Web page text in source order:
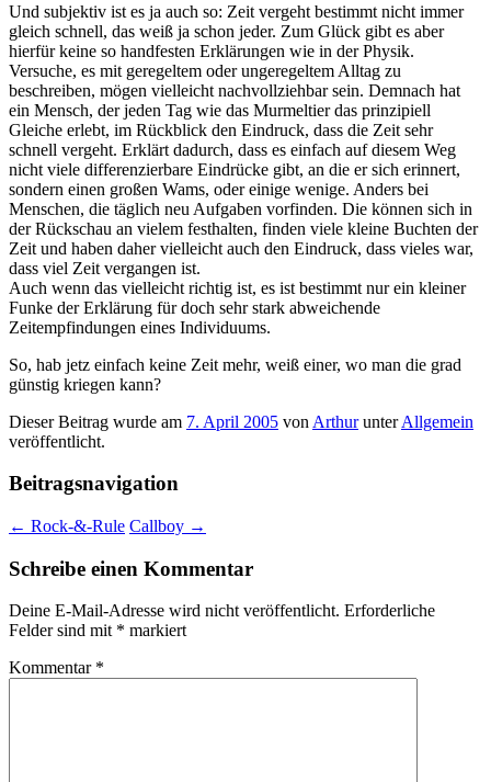
Und subjektiv ist es ja auch so: Zeit vergeht bestimmt nicht immer
gleich schnell, das weiß ja schon jeder. Zum Glück gibt es aber
hierfür keine so handfesten Erklärungen wie in der Physik.
Versuche, es mit geregeltem oder ungeregeltem Alltag zu
beschreiben, mögen vielleicht nachvollziehbar sein. Demnach hat
ein Mensch, der jeden Tag wie das Murmeltier das prinzipiell
Gleiche erlebt, im Rückblick den Eindruck, dass die Zeit sehr
schnell vergeht. Erklärt dadurch, dass es einfach auf diesem Weg
nicht viele differenzierbare Eindrücke gibt, an die er sich erinnert,
sondern einen großen Wams, oder einige wenige. Anders bei
Menschen, die täglich neu Aufgaben vorfinden. Die können sich in
der Rückschau an vielem festhalten, finden viele kleine Buchten der
Zeit und haben daher vielleicht auch den Eindruck, dass vieles war,
dass viel Zeit vergangen ist.
Auch wenn das vielleicht richtig ist, es ist bestimmt nur ein kleiner
Funke der Erklärung für doch sehr stark abweichende
Zeitempfindungen eines Individuums.
So, hab jetz einfach keine Zeit mehr, weiß einer, wo man die grad
günstig kriegen kann?
Dieser Beitrag wurde am 7. April 2005 von ArthurunterAllgemein
veröffentlicht.
Beitragsnavigation
← Rock-&-Rule Callboy →
Schreibe einen Kommentar
Deine E-Mail-Adresse wird nicht veröffentlicht. Erforderliche
Felder sind mit * markiert
Kommentar *